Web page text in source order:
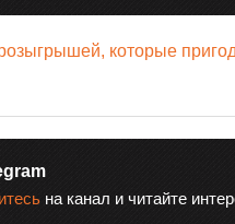
которые
на канал и читайте